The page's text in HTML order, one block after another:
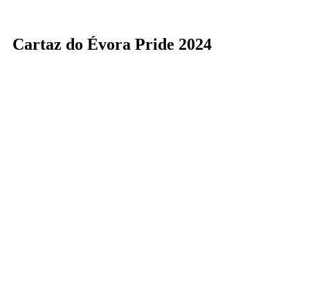
Cartaz do Évora Pride 2024